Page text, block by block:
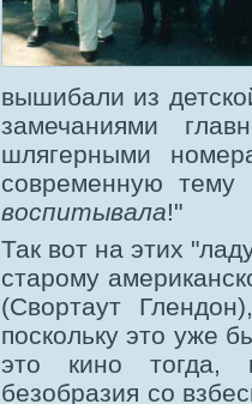
вышибали из
замечаниями
шлягерными
современную
воспитывала!"
Так вот на этих
старому
(Свортаут
поскольку это уже
это кино тогда,
безобразия со